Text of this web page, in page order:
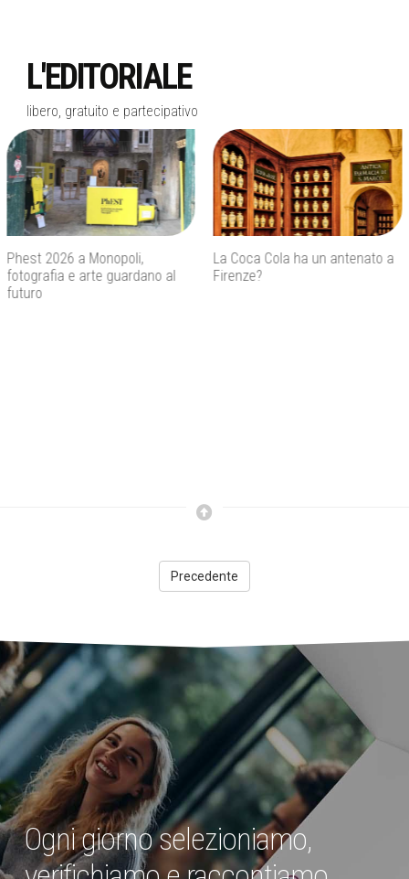
L'EDITORIALE
libero, gratuito e partecipativo
La Coca Cola ha un antenato a
Firenze?
Agenti IA e sicurezza, quando
l’autonomia diventa un rischio
Precedente
Ogni giorno selezioniamo,